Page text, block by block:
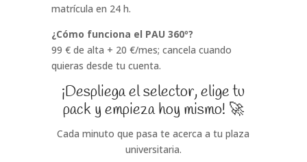
matrícula en 24 h.
¿Cómo funciona el PAU 360º?
99 € de alta + 20 €/mes; cancela cuando
quieras desde tu cuenta.
¡Despliega el selector, elige tu
pack y empieza hoy mismo! 🚀
Cada minuto que pasa te acerca a tu plaza
universitaria.